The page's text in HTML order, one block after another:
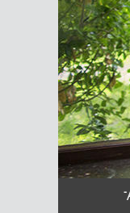
-